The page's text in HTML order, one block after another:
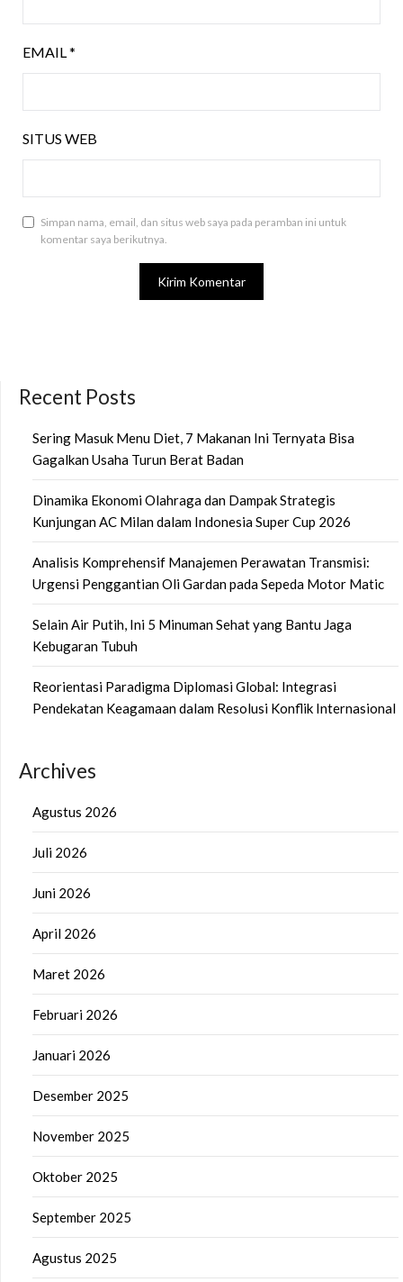
EMAIL*
SITUS WEB
Simpan nama, email, dan situs web saya pada peramban ini untuk
komentar saya berikutnya.
Recent Posts
Sering Masuk Menu Diet, 7 Makanan Ini Ternyata Bisa
Gagalkan Usaha Turun Berat Badan
Dinamika Ekonomi Olahraga dan Dampak Strategis
Kunjungan AC Milan dalam Indonesia Super Cup 2026
Analisis Komprehensif Manajemen Perawatan Transmisi:
Urgensi Penggantian Oli Gardan pada Sepeda Motor Matic
Selain Air Putih, Ini 5 Minuman Sehat yang Bantu Jaga
Kebugaran Tubuh
Reorientasi Paradigma Diplomasi Global: Integrasi
Pendekatan Keagamaan dalam Resolusi Konflik Internasional
Archives
Agustus 2026
Juli 2026
Juni 2026
April 2026
Maret 2026
Februari 2026
Januari 2026
Desember 2025
November 2025
Oktober 2025
September 2025
Agustus 2025